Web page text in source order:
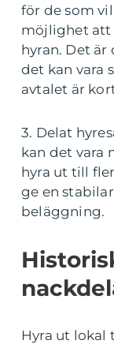
för de som
möjlighet att
hyran. Det
det kan vara
avtalet är
3. Delat
kan det vara
hyra ut till
ge en
beläggning.
Hyra ut lokal